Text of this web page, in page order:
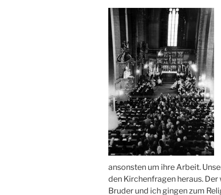
ansonsten um ihre Arbeit.
den Kirchenfragen heraus.
Bruder und ich gingen zum